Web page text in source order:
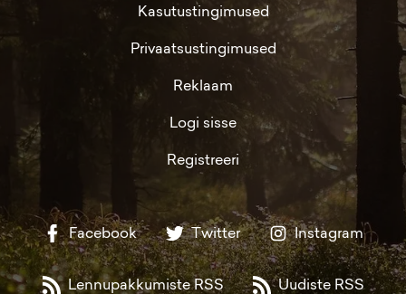
Kasutustingimused
Privaatsustingimused
Reklaam
Logi sisse
Registreeri
Facebook Twitter Instagram
Lennupakkumiste RSS Uudiste RSS